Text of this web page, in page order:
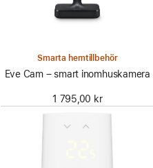
Smarta hemtillbehör
Eve Cam – smart inomhuskamera
1 795,00 kr